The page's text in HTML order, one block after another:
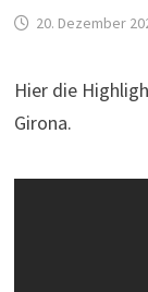
20. Dezember
Hier die
Girona.